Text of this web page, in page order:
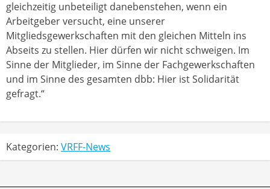
gleichzeitig unbeteiligt danebenstehen, wenn ein
Arbeitgeber versucht, eine unserer
Mitgliedsgewerkschaften mit den gleichen Mitteln ins
Abseits zu stellen. Hier dürfen wir nicht schweigen. Im
Sinne der Mitglieder, im Sinne der Fachgewerkschaften
und im Sinne des gesamten dbb: Hier ist Solidarität
gefragt.“
Kategorien: VRFF-News